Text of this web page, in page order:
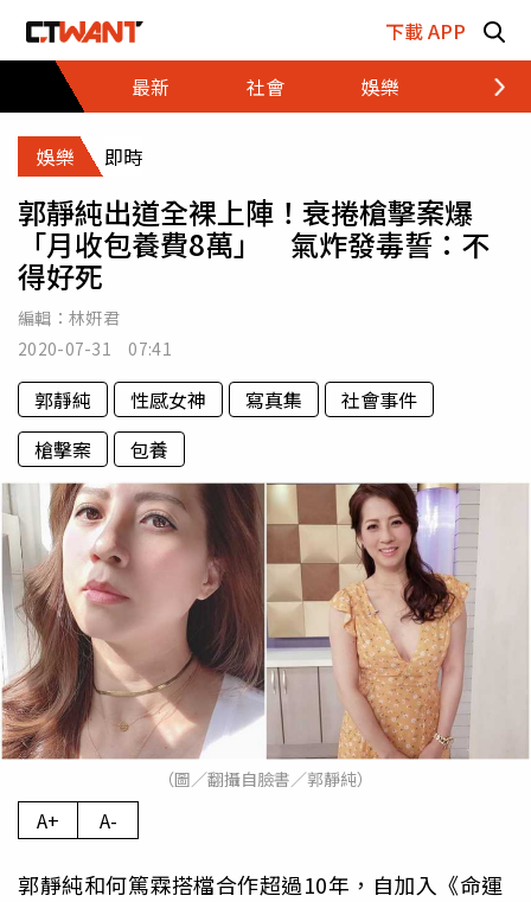
下載 APP
最新
社會 娛樂 財經
娛樂 即時
郭靜純出道全裸上陣！衰捲槍擊案爆
「月收包養費8萬」 氣炸發毒誓：不
得好死
編輯： 林姸君
2020-07-31 07:41
郭靜純 性感女神 寫真集
社會事件
槍擊案
包養
（圖／翻攝自臉書／郭靜純）
A+ A-
郭靜純和何篤霖搭檔合作超過10年，自加入《命運